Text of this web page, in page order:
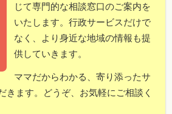
じて専門的な相談窓口のご案内を
いたします。行政サービスだけで
なく、より身近な地域の情報も提
供していきます。
ママだからわかる、寄り添ったサ
きます。どうぞ、お気軽にご相談く